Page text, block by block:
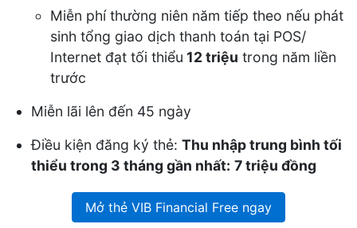
Miễn phí thường niên năm tiếp theo nếu phát
sinh tổng giao dịch thanh toán tại POS/
Internet đạt tối thiểu 12 triệu trong năm liền
trước
Miễn lãi lên đến 45 ngày
Điều kiện đăng ký thẻ: Thu nhập trung bình tối
thiểu trong 3 tháng gần nhất: 7 triệu đồng
Mở thẻ VIB Financial Free ngay